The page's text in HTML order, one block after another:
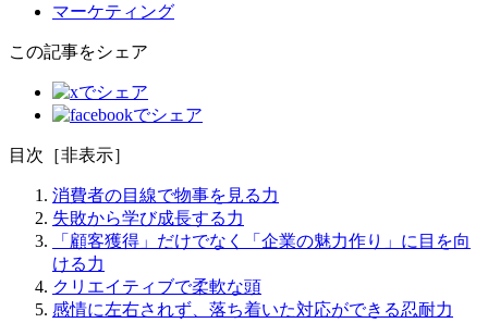
マーケティング
この記事をシェア
目次 ［非表示］
消費者の目線で物事を見る力
失敗から学び成長する力
「顧客獲得」だけでなく「企業の魅力作り」に目を向
ける力
クリエイティブで柔軟な頭
感情に左右されず、落ち着いた対応ができる忍耐力